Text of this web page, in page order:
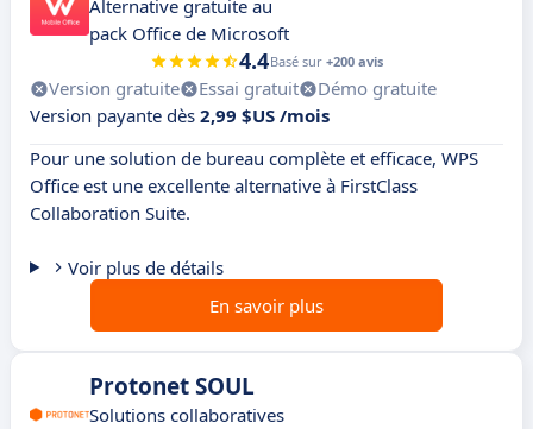
Alternative gratuite au
pack Office de Microsoft
4.4Basé sur +200 avis
Version gratuite Essai gratuit
Démo gratuite
Version payante dès 2,99 $US /mois
Pour une solution de bureau complète et efficace, WPS
Office est une excellente alternative à FirstClass
Collaboration Suite.
Voir plus de détails
En savoir plus
Protonet SOUL
Solutions collaboratives